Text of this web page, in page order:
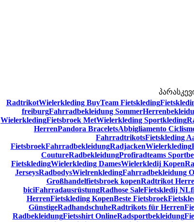
RadtrikotWielerkleding BuyTeam Fietskleding
freiburgFahrradbekleidung Sommer
WielerkledingFietsbroek MetWielerkleding Sportkleding
HerrenPandora BraceletsAbbigliamento
FahrradtrikotsFietskleding
FietsbroekFahrradbekleidungRadjackenWielerkleding
CoutureRadbekleidungProfiradteams
FietskledingWielerkleding DamesWielerkledij Kopen
JerseysRadbodysWielrenkledingFahrradbekleidung
Großhandelfietsbroek kopenRadtrikot
biciFahrradausrüstungRadhose SaleFietskledij NL
HerrenFietskleding KopenBeste Fietsbroek
GünstigeRadhandschuheRadtrikots für Herren
RadbekleidungFietsshirt OnlineRadsportbekleidung